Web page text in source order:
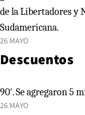
de la Libertadores y
Sudamericana.
26 MAYO
Descuentos
90′. Se agregaron 5
26 MAYO